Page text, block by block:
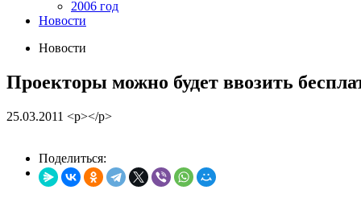
2006 год
Новости
Новости
Проекторы можно будет ввозить
25.03.2011 <p></p>
Поделиться: